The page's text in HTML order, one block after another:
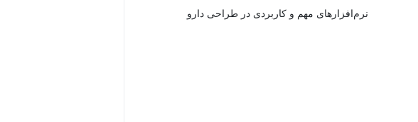
نرم‌افزارهای مهم و کاربردی در طراحی دارو